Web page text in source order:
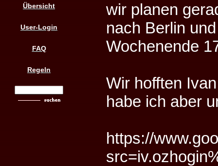
Übersicht
User-Login
FAQ
Regeln
wir planen
nach Berlin
Wochenende
Wir hofften
habe ich aber
https://